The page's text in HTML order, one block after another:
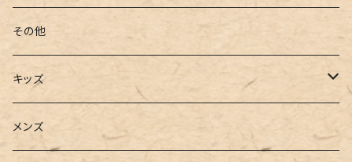
フィットネス
2点セット
3点セット
パスケース
ウォレット
カードケース
ヨガウェア
ヨガソックス
ヨガグッズ
その他
キッズ
Girls
メンズ